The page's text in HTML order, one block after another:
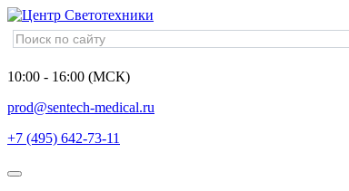
10:00 - 16:00 (МСК)
prod@sentech-medical.ru
+7 (495) 642-73-11